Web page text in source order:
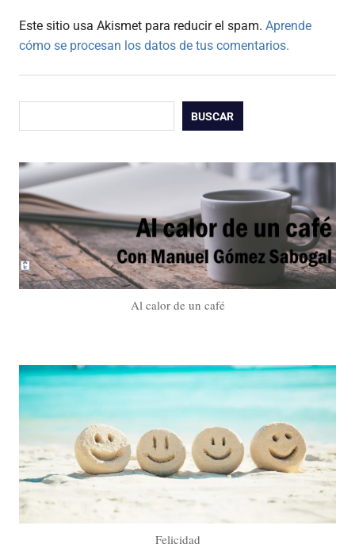
Este sitio usa Akismet para reducir el spam. Aprende
cómo se procesan los datos de tus comentarios.
BUSCAR
Al calor de un café
Felicidad